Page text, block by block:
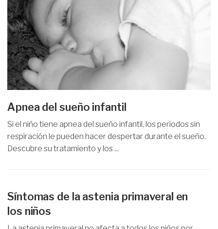
Apnea del sueño infantil
Si el niño tiene apnea del sueño infantil, los periodos sin
respiración le pueden hacer despertar durante el sueño.
Descubre su tratamiento y los ...
Síntomas de la astenia primaveral en
los niños